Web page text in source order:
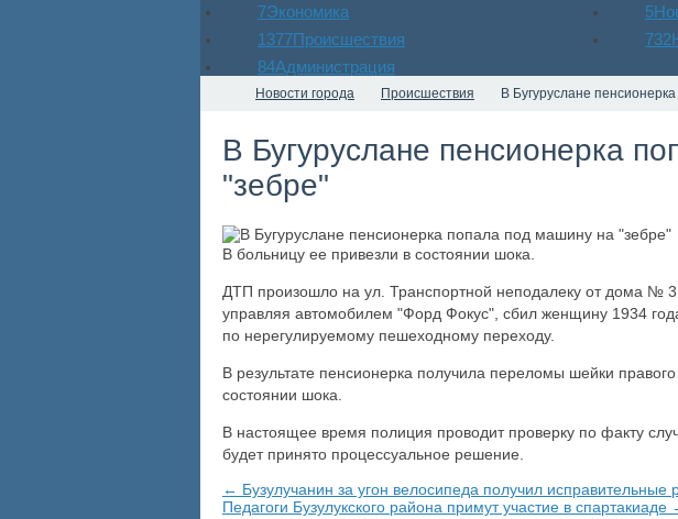
7Экономика
1377Происшествия
84Администрация
5
732
Новости города Происшествия В Бугуруслане
В Бугуруслане пенсионерка
"зебре"
В больницу ее привезли в состоянии шока.
ДТП произошло на ул. Транспортной неподалеку от дома №
управляя автомобилем "Форд Фокус", сбил женщину 1934
по нерегулируемому пешеходному переходу.
В результате пенсионерка получила переломы шейки
состоянии шока.
В настоящее время полиция проводит проверку по факту
будет принято процессуальное решение.
← Бузулучанин за угон велосипеда получил исправительные
Педагоги Бузулукского района примут участие в спартакиаде